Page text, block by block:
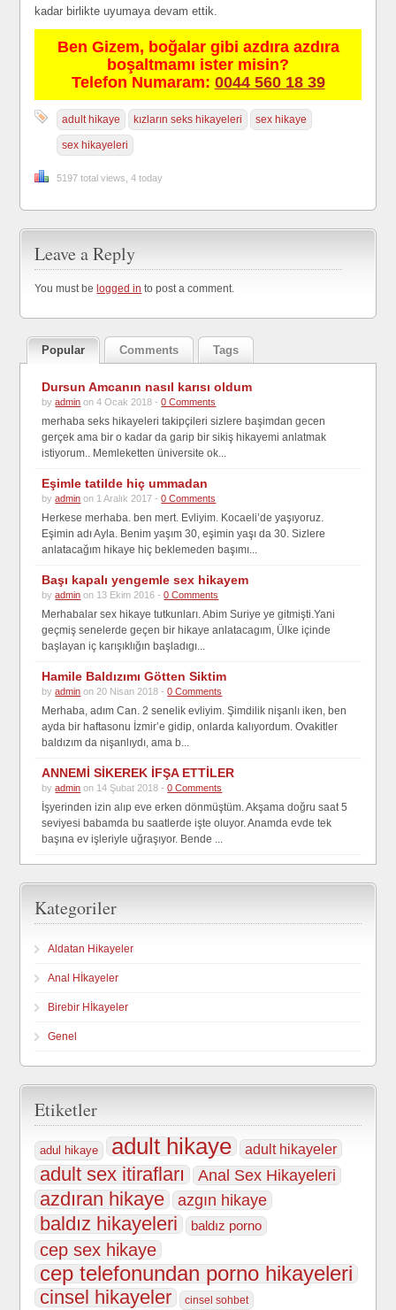
kadar birlikte uyumaya devam ettik.
Ben Gizem, boğalar gibi azdıra azdıra
boşaltmamı ister misin?
Telefon Numaram: 0044 560 18 39
adult hikaye kızların seks hikayeleri sex hikaye
sex hikayeleri
5197 total views, 4 today
Leave a Reply
You must be logged in to post a comment.
Popular Comments Tags
Dursun Amcanın nasıl karısı oldum
byadmin on 4 Ocak 2018 -0 Comments
merhaba seks hikayeleri takipçileri sizlere başimdan gecen
gerçek ama bir o kadar da garip bir sikiş hikayemi anlatmak
istiyorum.. Memleketten üniversite ok...
Eşimle tatilde hiç ummadan
byadmin on 1 Aralık 2017 -0 Comments
Herkese merhaba. ben mert. Evliyim. Kocaeli’de yaşıyoruz.
Eşimin adı Ayla. Benim yaşım 30, eşimin yaşı da 30. Sizlere
anlatacağım hikaye hiç beklemeden başımı...
Başı kapalı yengemle sex hikayem
byadmin on 13 Ekim 2016 -0 Comments
Merhabalar sex hikaye tutkunları. Abim Suriye ye gitmişti.Yani
geçmiş senelerde geçen bir hikaye anlatacagım, Ülke içinde
başlayan iç karışıklığın başladıgı...
Hamile Baldızımı Götten Siktim
byadmin on 20 Nisan 2018 -0 Comments
Merhaba, adım Can. 2 senelik evliyim. Şimdilik nişanlı iken, ben
ayda bir haftasonu İzmir’e gidip, onlarda kalıyordum. Ovakitler
baldızım da nişanlıydı, ama b...
ANNEMİ SİKEREK İFŞA ETTİLER
byadmin on 14 Şubat 2018 -0 Comments
İşyerinden izin alıp eve erken dönmüştüm. Akşama doğru saat 5
seviyesi babamda bu saatlerde işte oluyor. Anamda evde tek
başına ev işleriyle uğraşıyor. Bende ...
Kategoriler
Aldatan Hikayeler
Anal Hİkayeler
Birebir Hİkayeler
Genel
Etiketler
adul hikaye adult hikaye adult hikayeler
adult sex itirafları Anal Sex Hikayeleri
azdıran hikaye azgın hikaye
baldız hikayeleri baldız porno
cep sex hikaye
cep telefonundan porno hikayeleri
cinsel hikayeler cinsel sohbet